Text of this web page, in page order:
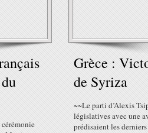
Grèce :
de Syriza
~~Le parti d’Alexis
législatives avec une
prédisaient les